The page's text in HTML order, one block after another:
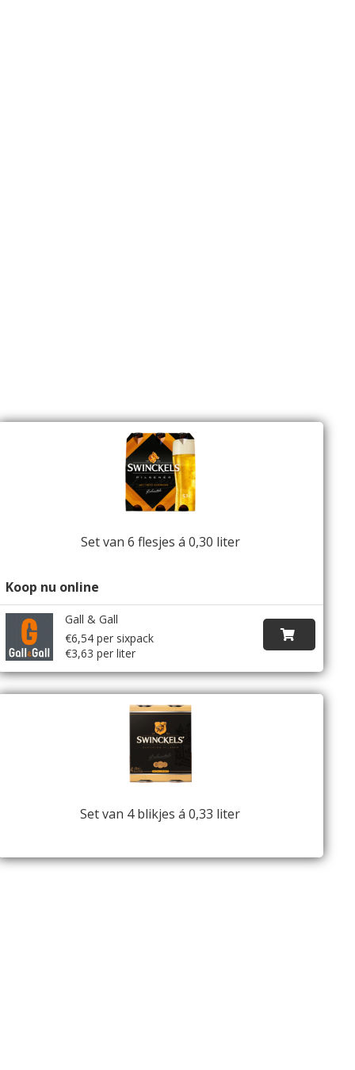
Set van 6 flesjes á 0,30 liter
Koop nu online
Gall & Gall
€6,54 per sixpack
€3,63 per liter
Set van 4 blikjes á 0,33 liter